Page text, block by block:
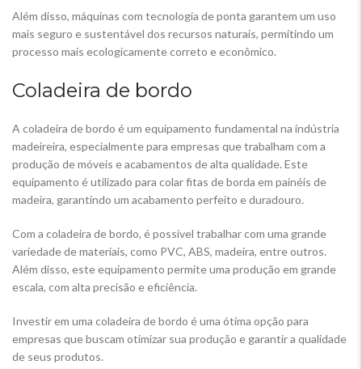
Além disso, máquinas com tecnologia de ponta garantem um uso
mais seguro e sustentável dos recursos naturais, permitindo um
processo mais ecologicamente correto e econômico.
Coladeira de bordo
A coladeira de bordo é um equipamento fundamental na indústria
madeireira, especialmente para empresas que trabalham com a
produção de móveis e acabamentos de alta qualidade. Este
equipamento é utilizado para colar fitas de borda em painéis de
madeira, garantindo um acabamento perfeito e duradouro.
Com a coladeira de bordo, é possível trabalhar com uma grande
variedade de materiais, como PVC, ABS, madeira, entre outros.
Além disso, este equipamento permite uma produção em grande
escala, com alta precisão e eficiência.
Investir em uma coladeira de bordo é uma ótima opção para
empresas que buscam otimizar sua produção e garantir a qualidade
de seus produtos.